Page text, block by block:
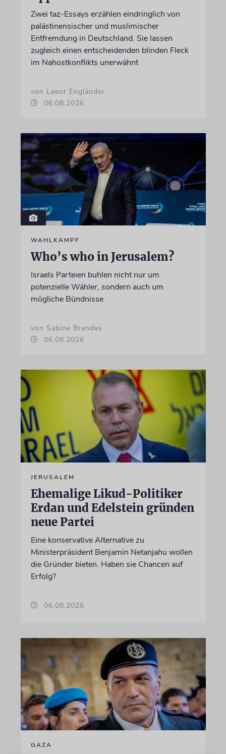
Zwei taz-Essays erzählen eindringlich von
palästinensischer und muslimischer
Entfremdung in Deutschland. Sie lassen
zugleich einen entscheidenden blinden Fleck
im Nahostkonflikts unerwähnt
von Leeor Engländer
06.08.2026
WAHLKAMPF
Who’s who in Jerusalem?
Israels Parteien buhlen nicht nur um
potenzielle Wähler, sondern auch um
mögliche Bündnisse
von Sabine Brandes
06.08.2026
JERUSALEM
Ehemalige Likud-Politiker
Erdan und Edelstein gründen
neue Partei
Eine konservative Alternative zu
Ministerpräsident Benjamin Netanjahu wollen
die Gründer bieten. Haben sie Chancen auf
Erfolg?
06.08.2026
GAZA